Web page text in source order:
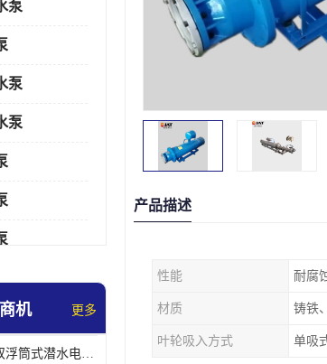
泵
泵
泵
机 更多
津奥特 并联双浮筒式潜水电泵 矿山抢险泵 大流量卧式安装 可提供定制
产品描述
性能 耐腐
材质 铸铁
叶轮吸入方式 单吸